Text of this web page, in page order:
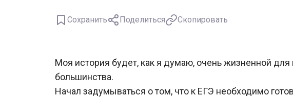
Сохранить Поделиться Скопировать
Моя история будет, как я думаю, очень жизненной
большинства.
Начал задумываться о том, что к ЕГЭ необходимо